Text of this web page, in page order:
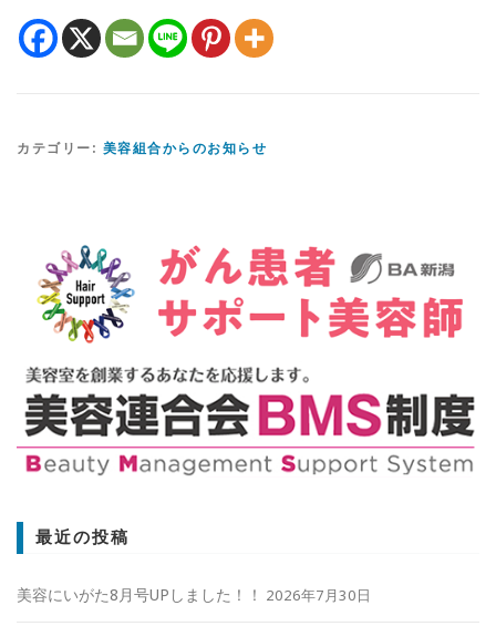
カテゴリー: 美容組合からのお知らせ
最近の投稿
美容にいがた8月号UPしました！！ 2026年7月30日